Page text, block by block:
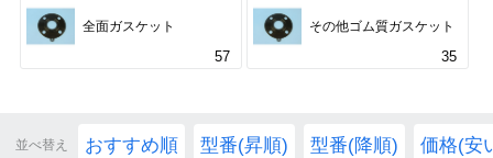
全面ガスケット
57
その他ゴム質ガスケット
35
並べ替え おすすめ順 型番(昇順) 型番(降順) 価格(安